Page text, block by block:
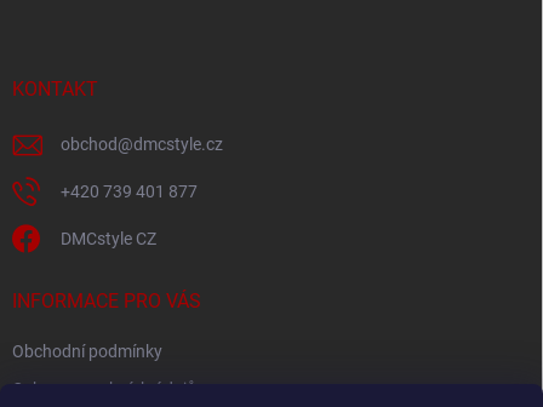
KONTAKT
obchod@dmcstyle.cz
+420 739 401 877
DMCstyle CZ
INFORMACE PRO VÁS
Obchodní podmínky
Ochrana osobních údajů